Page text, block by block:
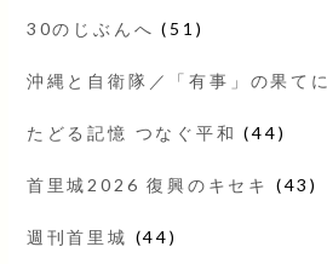
30のじぶんへ (51)
沖縄と自衛隊／「有事」の果てに
たどる記憶 つなぐ平和 (44)
首里城2026 復興のキセキ (43)
週刊首里城 (44)